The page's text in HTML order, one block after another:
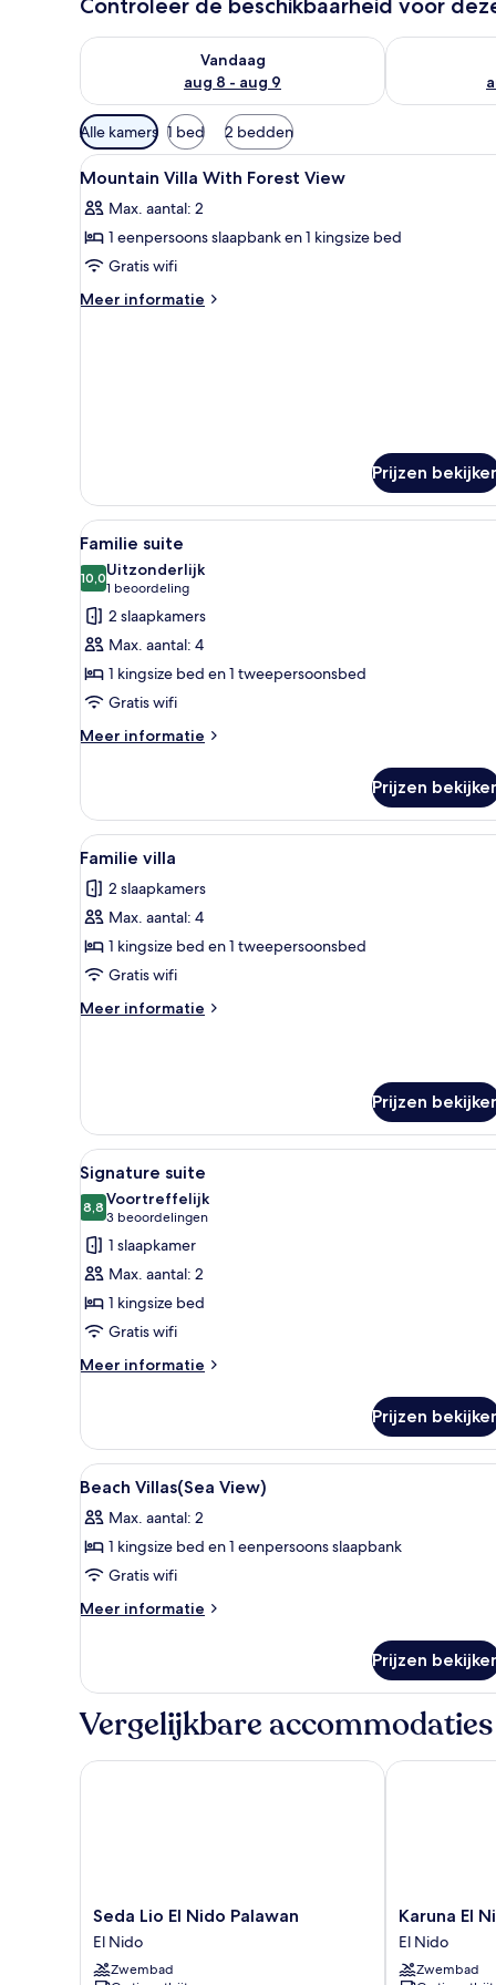
Vandaag
aug 8 - aug 9
De beschikbaarheid controleren voor vanavond aug
De
Beschikbare
filters
voor
Alle kamers 1 bed 2 bedden
Alle
foto's
voor
Mountain
Villa
With
Een kluis op de kamer, een
5
Mountain Villa With Forest View
Max. aantal: 2
1 eenpersoons slaapbank en 1 kingsize bed
Gratis wifi
Meer informatie
Meer
Prijzen
Alle
foto's
voor
Familie
suite
laden
Ruime hotelkamer met een
2
Familie suite
10,010,0 van 10
Uitzonderlijk
1 beoordeling
(1
beoordeling)
2 slaapkamers
Max. aantal: 4
1 kingsize bed en 1 tweepersoonsbed
Gratis wifi
Meer informatie
Meer
suite
Prijzen
Alle
foto's
voor
Familie
villa
laden
Een ruime kamer met een
2
Familie villa
2 slaapkamers
Max. aantal: 4
1 kingsize bed en 1 tweepersoonsbed
Gratis wifi
Meer informatie
Meer
Prijzen
Alle
foto's
voor
Signature
suite
laden
Een balkon met rieten
4
Signature suite
8,88,8 van 10
Voortreffelijk
3 beoordelingen
(3
beoordelingen)
1 slaapkamer
Max. aantal: 2
1 kingsize bed
Gratis wifi
Meer informatie
Meer
suite
Prijzen
Alle
foto's
voor
Beach
Villas(Sea
View)
Badkamer | Een douche,
2
Beach Villas(Sea View)
Max. aantal: 2
1 kingsize bed en 1 eenpersoons slaapbank
Gratis wifi
Meer informatie
Meer
Villas(Sea
Prijzen
Vergelijkbare accommodaties
Seda
Lio
El
Nido
Seda Lio El Nido Palawan
El Nido
Zwembad
Seda Lio El Nido Palawan
Karuna
El
Nido
Villas
Karuna El
El Nido
Zwembad
Karuna El